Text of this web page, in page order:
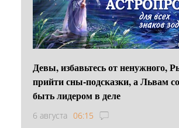
Девы, избавьтесь от ненужного,
прийти сны-подсказки, а Львам
быть лидером в деле
6 августа 06:15